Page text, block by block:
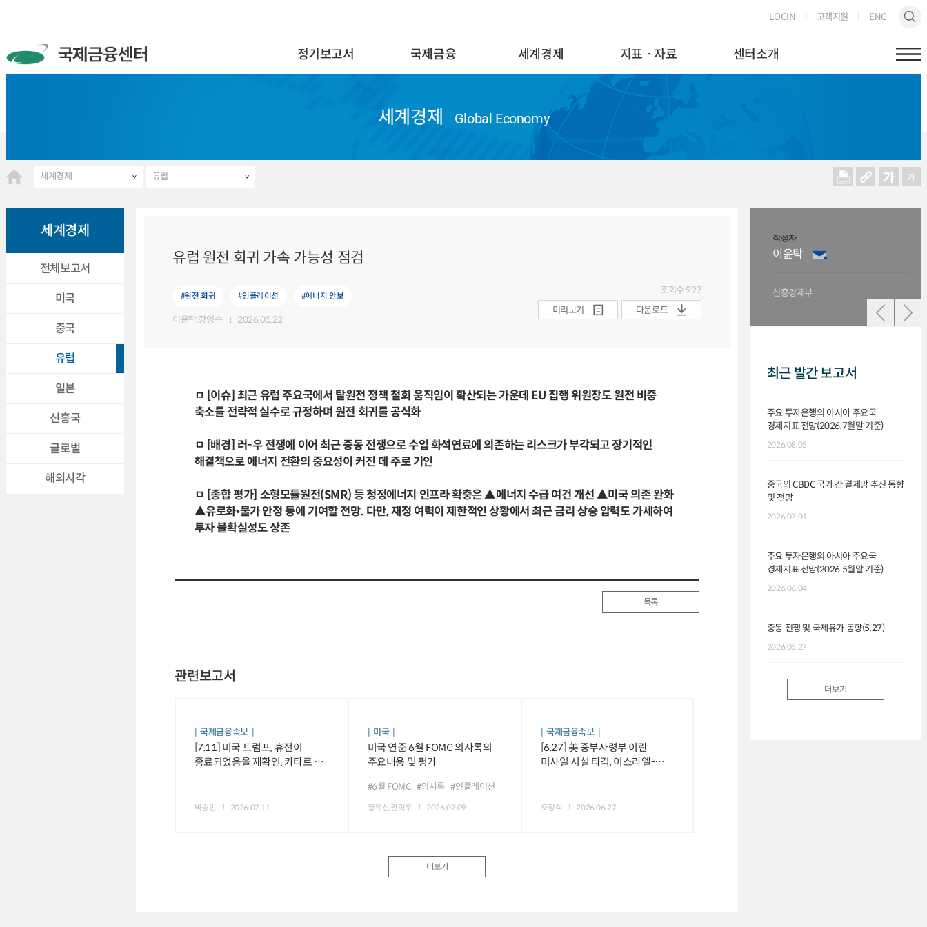
LOGIN 고객지원 ENG
정기보고서 국제금융 세계경제 지표ㆍ자료 센터소개
세계경제 Global Economy
세계경제 유럽
세계경제
전체보고서
미국
중국
유럽
일본
신흥국
글로벌
해외시각
유럽 원전 회귀 가속 가능성 점검
#원전 회귀 #인플레이션 #에너지 안보
이윤탁,강영숙 2026.05.22
조회수 997
미리보기
다운로드
ㅁ [이슈] 최근 유럽 주요국에서 탈원전 정책 철회 움직임이 확산되는 가운데 EU 집행 위원장도 원전 비중
축소를 전략적 실수로 규정하며 원전 회귀를 공식화
ㅁ [배경] 러-우 전쟁에 이어 최근 중동 전쟁으로 수입 화석연료에 의존하는 리스크가 부각되고 장기적인
해결책으로 에너지 전환의 중요성이 커진 데 주로 기인
ㅁ [종합 평가] 소형모듈원전(SMR) 등 청정에너지 인프라 확충은 ▲에너지 수급 여건 개선 ▲미국 의존 완화
▲유로화•물가 안정 등에 기여할 전망. 다만, 재정 여력이 제한적인 상황에서 최근 금리 상승 압력도 가세하여
투자 불확실성도 상존
목록
관련보고서
국제금융속보
[7.11] 미국 트럼프, 휴전이
종료되었음을 재확인. 카타르 등
박승민 2026.07.11
미국
미국 연준 6월 FOMC 의사록의
주요내용 및 평가
#6월 FOMC #의사록 #인플레이션
황유선,권혁우 2026.07.09
국제금융속보
[6.27] 美 중부사령부 이란
미사일 시설 타격, 이스라엘-
오정석 2026.06.27
더보기
작성자
이윤탁
신흥경제부
최근 발간 보고서
주요 투자은행의 아시아 주요국
경제지표 전망(2026.7월말 기준)
2026.08.05
중국의 CBDC 국가 간 결제망 추진 동향
및 전망
2026.07.01
주요 투자은행의 아시아 주요국
경제지표 전망(2026.5월말 기준)
2026.06.04
중동 전쟁 및 국제유가 동향(5.27)
2026.05.27
더보기